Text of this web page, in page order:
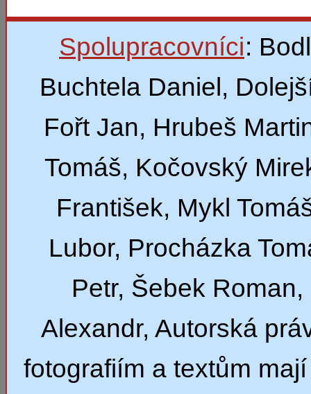
Spolupracovníci:
Buchtela Daniel,
Fořt Jan, Hrubeš
Tomáš, Kočovský
František, Mykl
Lubor, Procházka
Petr, Šebek
Alexandr, Autorská
fotografiím a textům